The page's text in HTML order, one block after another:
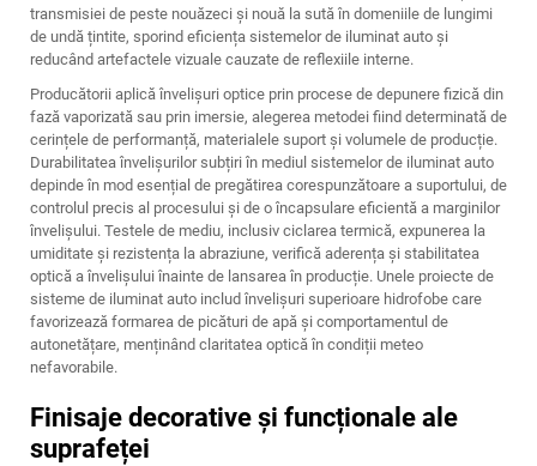
transmisiei de peste nouăzeci și nouă la sută în domeniile de lungimi
de undă țintite, sporind eficiența sistemelor de iluminat auto și
reducând artefactele vizuale cauzate de reflexiile interne.
Producătorii aplică învelișuri optice prin procese de depunere fizică din
fază vaporizată sau prin imersie, alegerea metodei fiind determinată de
cerințele de performanță, materialele suport și volumele de producție.
Durabilitatea învelișurilor subțiri în mediul sistemelor de iluminat auto
depinde în mod esențial de pregătirea corespunzătoare a suportului, de
controlul precis al procesului și de o încapsulare eficientă a marginilor
învelișului. Testele de mediu, inclusiv ciclarea termică, expunerea la
umiditate și rezistența la abraziune, verifică aderența și stabilitatea
optică a învelișului înainte de lansarea în producție. Unele proiecte de
sisteme de iluminat auto includ învelișuri superioare hidrofobe care
favorizează formarea de picături de apă și comportamentul de
autonetățare, menținând claritatea optică în condiții meteo
nefavorabile.
Finisaje decorative și funcționale ale
suprafeței